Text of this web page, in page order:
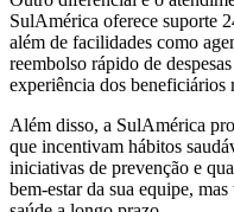
SulAmérica oferece suporte
além de facilidades como
reembolso rápido de
experiência dos beneficiários
Além disso, a SulAmérica
que incentivam hábitos
iniciativas de prevenção e
bem-estar da sua equipe,